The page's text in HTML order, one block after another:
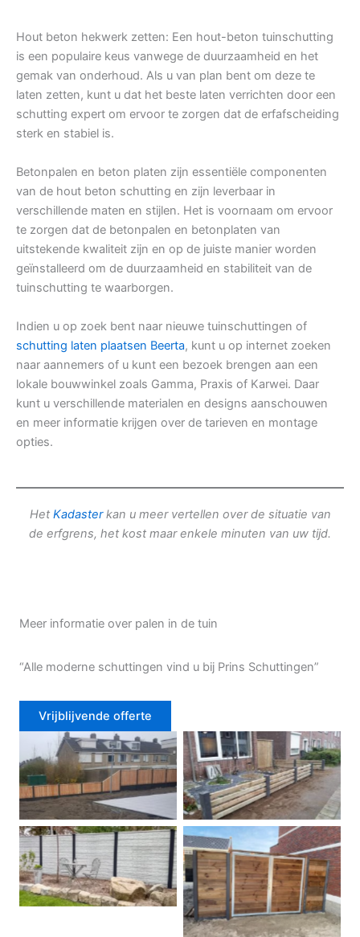
Hout beton hekwerk zetten: Een hout-beton tuinschutting
is een populaire keus vanwege de duurzaamheid en het
gemak van onderhoud. Als u van plan bent om deze te
laten zetten, kunt u dat het beste laten verrichten door een
schutting expert om ervoor te zorgen dat de erfafscheiding
sterk en stabiel is.
Betonpalen en beton platen zijn essentiële componenten
van de hout beton schutting en zijn leverbaar in
verschillende maten en stijlen. Het is voornaam om ervoor
te zorgen dat de betonpalen en betonplaten van
uitstekende kwaliteit zijn en op de juiste manier worden
geïnstalleerd om de duurzaamheid en stabiliteit van de
tuinschutting te waarborgen.
Indien u op zoek bent naar nieuwe tuinschuttingen of
schutting laten plaatsen Beerta, kunt u op internet zoeken
naar aannemers of u kunt een bezoek brengen aan een
lokale bouwwinkel zoals Gamma, Praxis of Karwei. Daar
kunt u verschillende materialen en designs aanschouwen
en meer informatie krijgen over de tarieven en montage
opties.
Het Kadasterkan u meer vertellen over de situatie van
de erfgrens, het kost maar enkele minuten van uw tijd.
Meer informatie over palen in de tuin
“Alle moderne schuttingen vind u bij Prins Schuttingen”
Vrijblijvende offerte
Douglas schutting Tuinhek voortuin
Betonschutting
Dubbele poort